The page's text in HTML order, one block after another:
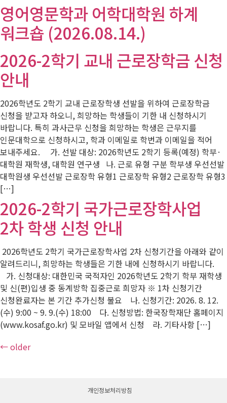
영어영문학과 어학대학원 하계
워크숍 (2026.08.14.)
2026-2학기 교내 근로장학금 신청
안내
2026학년도 2학기 교내 근로장학생 선발을 위하여 근로장학금
신청을 받고자 하오니, 희망하는 학생들이 기한 내 신청하시기
바랍니다. 특히 과사근무 신청을 희망하는 학생은 근무지를
인문대학으로 신청하시고, 학과 이메일로 학번과 이메일을 적어
보내주세요. 가. 선발 대상: 2026학년도 2학기 등록(예정) 학부·
대학원 재학생, 대학원 연구생 나. 근로 유형 구분 학부생 우선선발
대학원생 우선선발 근로장학 유형1 근로장학 유형2 근로장학 유형3
[…]
2026-2학기 국가근로장학사업
2차 학생 신청 안내
2026학년도 2학기 국가근로장학사업 2차 신청기간을 아래와 같이
알려드리니, 희망하는 학생들은 기한 내에 신청하시기 바랍니다.
가. 신청대상: 대한민국 국적자인 2026학년도 2학기 학부 재학생
및 신(편)입생 중 동계방학 집중근로 희망자 ※ 1차 신청기간
신청완료자는 본 기간 추가신청 불요 나. 신청기간: 2026. 8. 12.
(수) 9:00 ~ 9. 9.(수) 18:00 다. 신청방법: 한국장학재단 홈페이지
(www.kosaf.go.kr) 및 모바일 앱에서 신청 라. 기타사항 […]
←older
개인정보처리방침